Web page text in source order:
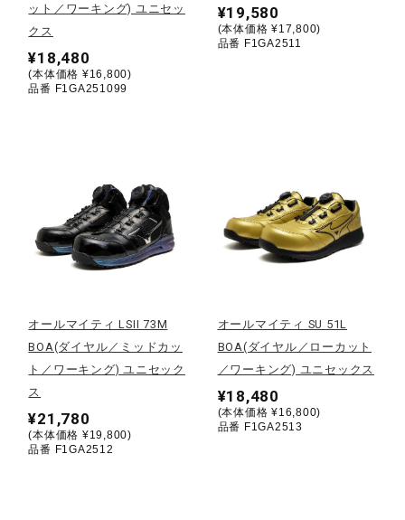
ワーキング
ライフスタイルグッズ
インナー
ット／ワーキング) ユニセッ
クス
¥18,480
(本体価格 ¥16,800)
品番 F1GA251099
¥19,580
(本体価格 ¥17,800)
品番 F1GA2511
オールマイティ LSII 73M
BOA(ダイヤル／ミッドカッ
ト／ワーキング) ユニセック
ス
¥21,780
(本体価格 ¥19,800)
品番 F1GA2512
オールマイティ SU 51L
BOA(ダイヤル／ローカット
／ワーキング) ユニセックス
¥18,480
(本体価格 ¥16,800)
品番 F1GA2513